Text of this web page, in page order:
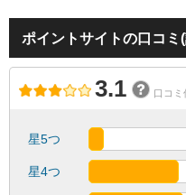
ポイントサイトの口コミ
3.1 口コミ
星5つ
星4つ